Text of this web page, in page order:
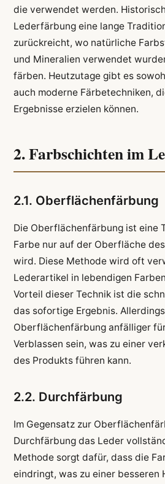
die verwendet werden.
Lederfärbung eine lange
zurückreicht, wo natürliche
und Mineralien verwendet
färben. Heutzutage gibt es
auch moderne Färbetechniken,
Ergebnisse erzielen können.
2. Farbschichten im
2.1. Oberflächenfärbung
Die Oberflächenfärbung ist eine
Farbe nur auf der Oberfläche
wird. Diese Methode wird oft
Lederartikel in lebendigen
Vorteil dieser Technik ist die
das sofortige Ergebnis.
Oberflächenfärbung anfälliger
Verblassen sein, was zu einer
des Produkts führen kann.
2.2. Durchfärbung
Im Gegensatz zur
Durchfärbung das Leder
Methode sorgt dafür, dass die
eindringt, was zu einer besseren